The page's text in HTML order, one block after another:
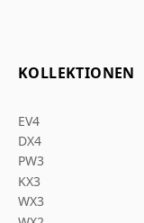
KOLLEKTIONEN
EV4
DX4
PW3
KX3
WX3